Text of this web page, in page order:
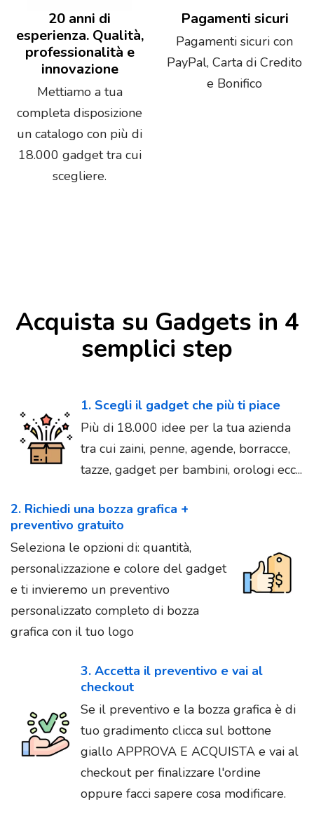
20 anni di
esperienza. Qualità,
professionalità e
innovazione
Mettiamo a tua
completa disposizione
un catalogo con più di
18.000 gadget tra cui
scegliere.
Pagamenti sicuri
Pagamenti sicuri con
PayPal, Carta di Credito
e Bonifico
Acquista su Gadgets in 4
semplici step
1. Scegli il gadget che più ti piace
Più di 18.000 idee per la tua azienda
tra cui zaini, penne, agende, borracce,
tazze, gadget per bambini, orologi ecc...
2. Richiedi una bozza grafica +
preventivo gratuito
Seleziona le opzioni di: quantità,
personalizzazione e colore del gadget
e ti invieremo un preventivo
personalizzato completo di bozza
grafica con il tuo logo
3. Accetta il preventivo e vai al
checkout
Se il preventivo e la bozza grafica è di
tuo gradimento clicca sul bottone
giallo APPROVA E ACQUISTA e vai al
checkout per finalizzare l'ordine
oppure facci sapere cosa modificare.